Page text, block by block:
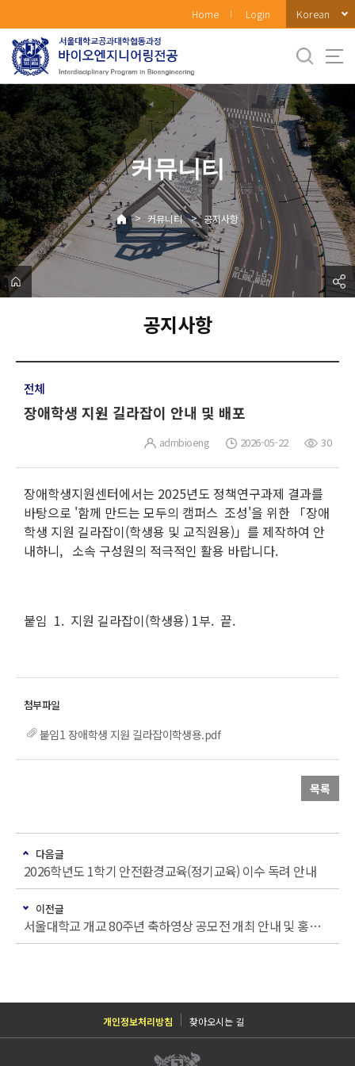
로
메
뉴
Home Login Korean
커뮤니티
> 커뮤니티 > 공지사항
공지사항
전체
장애학생 지원 길라잡이 안내 및 배포
admbioeng 2026-05-22 30
장애학생지원센터에서는 2025년도 정책연구과제 결과를
바탕으로 '함께 만드는 모두의 캠퍼스 조성'을 위한 「장애
학생 지원 길라잡이(학생용 및 교직원용)」를 제작하여 안
내하니, 소속 구성원의 적극적인 활용 바랍니다.
붙임 1. 지원 길라잡이(학생용) 1부. 끝.
붙임1 장애학생 지원 길라잡이학생용.pdf
목록
다음글
2026학년도 1학기 안전환경교육(정기교육) 이수 독려 안내
이전글
서울대학교 개교 80주년 축하영상 공모전 개최 안내 및 홍보 협조
개인정보처리방침 찾아오시는 길